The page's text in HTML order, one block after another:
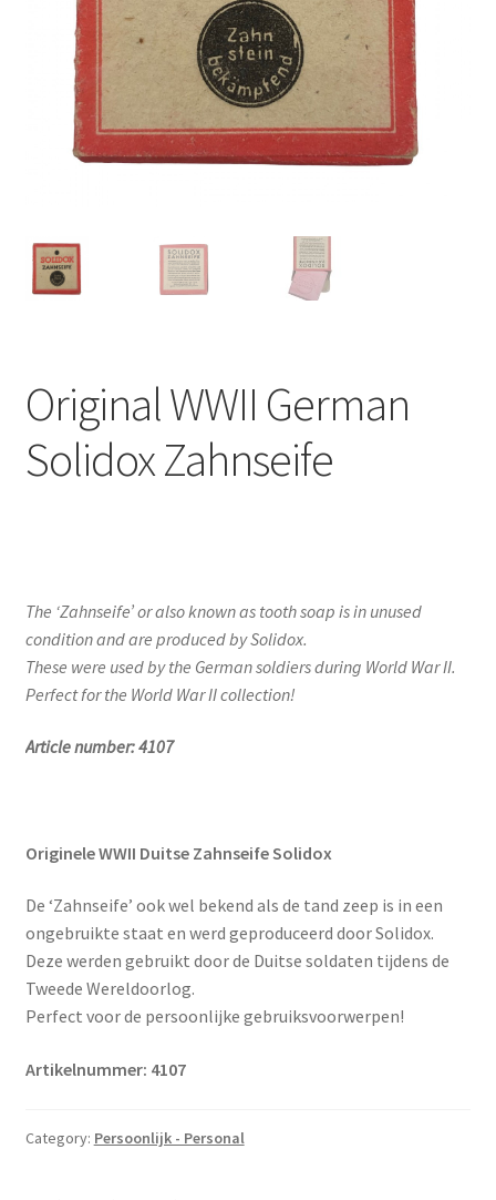
Original WWII German
Solidox Zahnseife
The ‘Zahnseife’ or also known as tooth soap is in unused
condition and are produced by Solidox.
These were used by the German soldiers during World War II.
Perfect for the World War II collection!
Article number: 4107
Originele WWII Duitse Zahnseife Solidox
De ‘Zahnseife’ ook wel bekend als de tand zeep is in een
ongebruikte staat en werd geproduceerd door Solidox.
Deze werden gebruikt door de Duitse soldaten tijdens de
Tweede Wereldoorlog.
Perfect voor de persoonlijke gebruiksvoorwerpen!
Artikelnummer: 4107
Category: Persoonlijk - Personal